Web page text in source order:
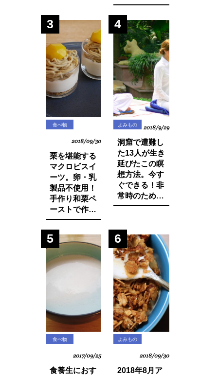
物の改善・身
体の変化につ
いてお話しし
ます。
は想像できま
すか？今まで
登録品種のみ
禁止されてい
た種採りや脇
芽挿しが原則
禁止の方向
に・・？
3
食べ物
2018/09/30
栗を堪能する
マクロビスイ
ーツ。卵・乳
製品不使用！
手作り和栗ペ
ーストで作る
モンブランパ
フェの作り方
4
よみもの 2018/9/29
洞窟で遭難し
た13人が生き
延びたこの瞑
想方法。今す
ぐできる！非
常時のために
知っておきた
マネージ。
5
食べ物
2017/09/25
食養生におす
6
よみもの
2018/09/30
2018年8月ア